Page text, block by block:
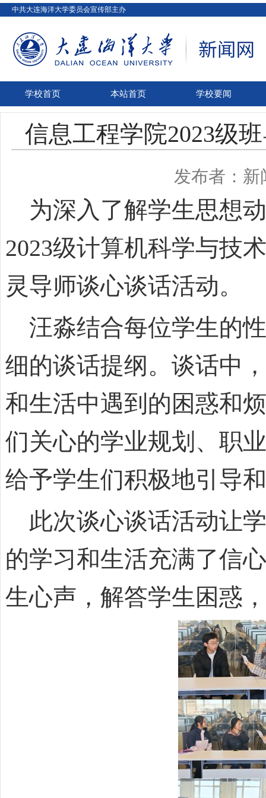
中共大连海洋大学委员会宣传部主办
学校首页 本站首页 学校要闻
信息工程学院2023级
发布者：新
为深入了解学生思想
2023级计算机科学与技术
灵导师谈心谈话活动。
汪淼结合每位学生的
细的谈话提纲。谈话中
和生活中遇到的困惑和
们关心的学业规划、职
给予学生们积极地引导
此次谈心谈话活动让
的学习和生活充满了信
生心声，解答学生困惑